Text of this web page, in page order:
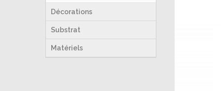
Décorations
Substrat
Matériels